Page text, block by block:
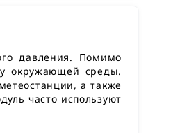
давления. Помимо
окружающей среды.
а также
часто используют